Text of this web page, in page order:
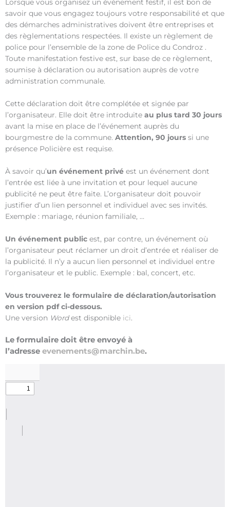
Lorsque vous organisez un évènement festif, il est bon de
savoir que vous engagez toujours votre responsabilité et que
des démarches administratives doivent être entreprises et
des règlementations respectées. Il existe un règlement de
police pour l’ensemble de la zone de Police du Condroz .
Toute manifestation festive est, sur base de ce règlement,
soumise à déclaration ou autorisation auprès de votre
administration communale.
Cette déclaration doit être complétée et signée par
l’organisateur. Elle doit être introduite au plus tard 30 jours
avant la mise en place de l’événement auprès du
bourgmestre de la commune. Attention, 90 jours si une
présence Policière est requise.
À savoir qu’un événement privé est un événement dont
l’entrée est liée à une invitation et pour lequel aucune
publicité ne peut être faite. L’organisateur doit pouvoir
justifier d’un lien personnel et individuel avec ses invités.
Exemple : mariage, réunion familiale, …
Un événement public est, par contre, un événement où
l’organisateur peut réclamer un droit d’entrée et réaliser de
la publicité. Il n’y a aucun lien personnel et individuel entre
l’organisateur et le public. Exemple : bal, concert, etc.
Vous trouverez le formulaire de déclaration/autorisation
en version pdf ci-dessous.
Une version Wordest disponible ici.
Le formulaire doit être envoyé à
l’adresse evenements@marchin.be.